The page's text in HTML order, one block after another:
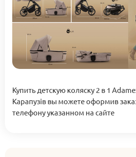
Купить детскую коляску 2 в 1
Карапузів вы можете оформив
телефону указанном на сайте